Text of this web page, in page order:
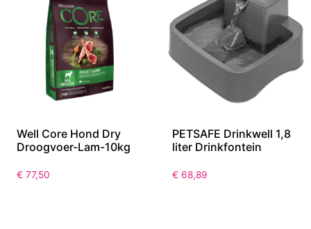
Well Core Hond Dry
Droogvoer-Lam-10kg
€ 77,50
PETSAFE Drinkwell 1,8
liter Drinkfontein
€ 68,89